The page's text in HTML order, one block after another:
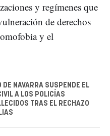
y regímenes que
de derechos
y el
DE NAVARRA SUSPENDE EL
A LOS POLICÍAS
TRAS EL RECHAZO